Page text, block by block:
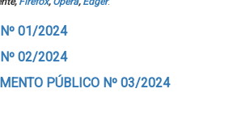
Nº 01/2024
02/2024
PÚBLICO Nº 03/2024